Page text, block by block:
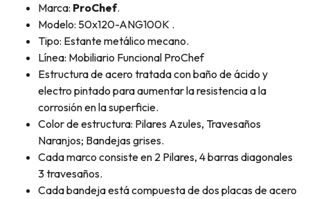
Marca: ProChef.
Modelo: 50x120-ANG100K .
Tipo: Estante metálico mecano.
Línea: Mobiliario Funcional ProChef
Estructura de acero tratada con baño de ácido y
electro pintado para aumentar la resistencia a la
corrosión en la superficie.
Color de estructura: Pilares Azules, Travesaños
Naranjos; Bandejas grises.
Cada marco consiste en 2 Pilares, 4 barras diagonales
3 travesaños.
Cada bandeja está compuesta de dos placas de acero